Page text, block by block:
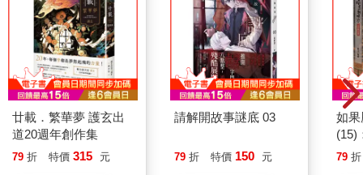
廿載．繁華夢 護玄出
道20週年創作集
79 折 特價 315 元
請解開故事謎底 03
79 折 特價 150 元
如
(15)
貓
79 折